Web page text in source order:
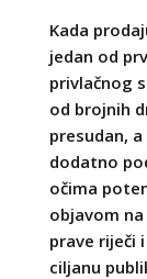
Kada
jedan od
privlačnog
od brojnih
presudan,
dodatno
očima
objavom na
prave riječi
ciljanu